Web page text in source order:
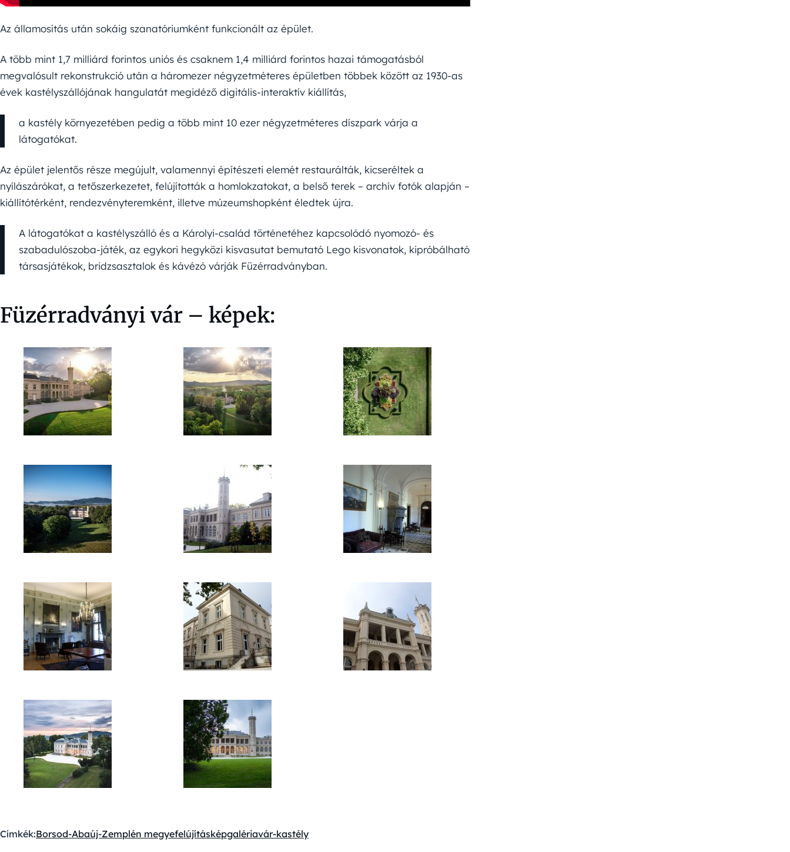
Az államosítás után sokáig szanatóriumként funkcionált az épület.
A több mint 1,7 milliárd forintos uniós és csaknem 1,4 milliárd forintos hazai támogatásból
megvalósult rekonstrukció után a háromezer négyzetméteres épületben többek között az 1930-as
évek kastélyszállójának hangulatát megidéző digitális-interaktív kiállítás,
a kastély környezetében pedig a több mint 10 ezer négyzetméteres díszpark várja a
látogatókat.
Az épület jelentős része megújult, valamennyi építészeti elemét restaurálták, kicseréltek a
nyílászárókat, a tetőszerkezetet, felújították a homlokzatokat, a belső terek – archív fotók alapján –
kiállítótérként, rendezvényteremként, illetve múzeumshopként éledtek újra.
A látogatókat a kastélyszálló és a Károlyi-család történetéhez kapcsolódó nyomozó- és
szabadulószoba-játék, az egykori hegyközi kisvasutat bemutató Lego kisvonatok, kipróbálható
társasjátékok, bridzsasztalok és kávézó várják Füzérradványban.
Füzérradványi vár – képek:
Címkék:Borsod-Abaúj-Zemplén megyefelújításképgalériavár-kastély